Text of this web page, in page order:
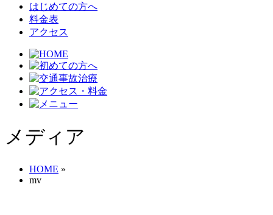
はじめての方へ
料金表
アクセス
メディア
HOME »
mv